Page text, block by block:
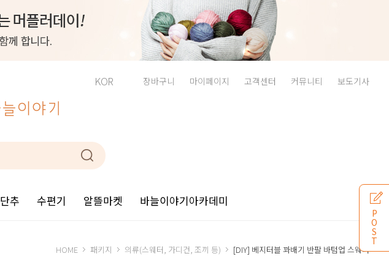
KOR 장바구니 마이페이지 고객센터 커뮤니티 보도기사
단추 수편기 알뜰마켓 바늘이야기아카데미
HOME 패키지 의류(스웨터, 가디건, 조끼 등) [DIY] 베지터블 꽈배기 반팔 바텀업 스웨터
P
O
S
T